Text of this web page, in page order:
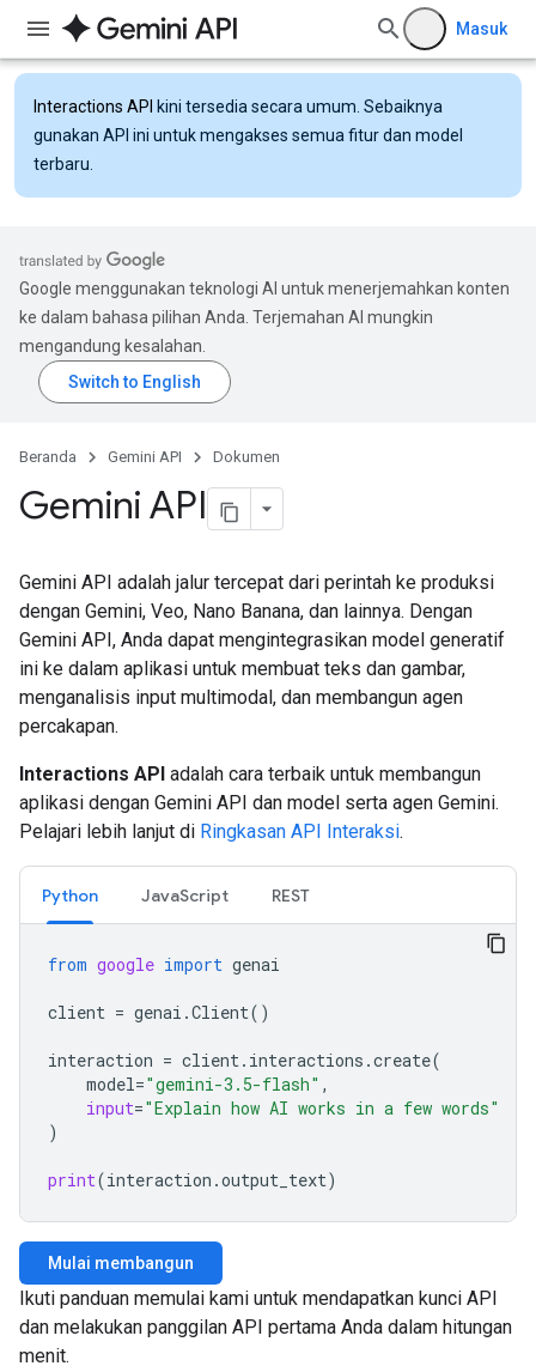
Masuk
Interactions API kini tersedia secara umum. Sebaiknya
gunakan API ini untuk mengakses semua fitur dan model
terbaru.
Google menggunakan teknologi AI untuk menerjemahkan konten
ke dalam bahasa pilihan Anda. Terjemahan AI mungkin
mengandung kesalahan.
Beranda Gemini API Dokumen
Gemini API
Gemini API adalah jalur tercepat dari perintah ke produksi
dengan Gemini, Veo, Nano Banana, dan lainnya. Dengan
Gemini API, Anda dapat mengintegrasikan model generatif
ini ke dalam aplikasi untuk membuat teks dan gambar,
menganalisis input multimodal, dan membangun agen
percakapan.
Interactions API adalah cara terbaik untuk membangun
aplikasi dengan Gemini API dan model serta agen Gemini.
Pelajari lebih lanjut di Ringkasan API Interaksi.
Python JavaScript REST
from google import genai
client = genai .Client()
interaction = client. interactions .create(
model="gemini-3.5-flash" ,
input="Explain how AI works in a few words"
)
print(interaction .output_text)
Mulai membangun
Ikuti panduan memulai kami untuk mendapatkan kunci API
dan melakukan panggilan API pertama Anda dalam hitungan
menit.